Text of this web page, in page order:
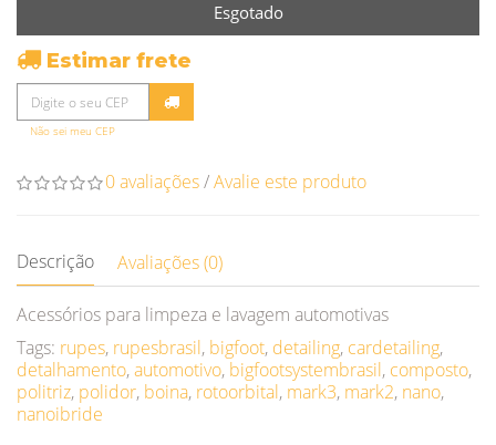
Esgotado
Estimar frete
Não sei meu CEP
0 avaliações/Avalie este produto
Descrição Avaliações (0)
Acessórios para limpeza e lavagem automotivas
Tags: rupes, rupesbrasil, bigfoot, detailing, cardetailing,
detalhamento,automotivo, bigfootsystembrasil, composto,
politriz, polidor, boina, rotoorbital, mark3, mark2, nano,
nanoibride